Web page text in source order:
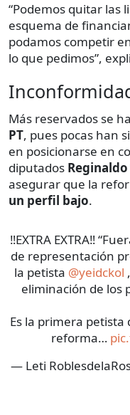
“Podemos quitar las
esquema de
podamos competir
lo que pedimos”,
Más reservados se
PT, pues pocas han
en posicionarse en
diputados
asegurar que la
un perfil bajo.
‼️EXTRA EXTRA‼️
de representación
la petista @yeidckol
eliminación de los
Es la primera petista
reforma…
— Leti